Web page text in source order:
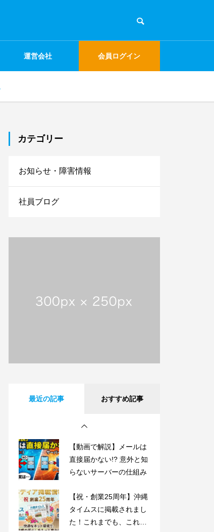
運営会社 会員ログイン
カテゴリー
お知らせ・障害情報
社員ブログ
最近の記事 おすすめ記事
【祝・創業25周年】沖縄
タイムスに掲載されまし
備工事のお知らせ
【動画で解説】Outlook
【動画で解説】メールは
直接届かない!? 意外と知
らないサーバーの仕組み
【祝・創業25周年】沖縄
タイムスに掲載されまし
た！これまでも、これか